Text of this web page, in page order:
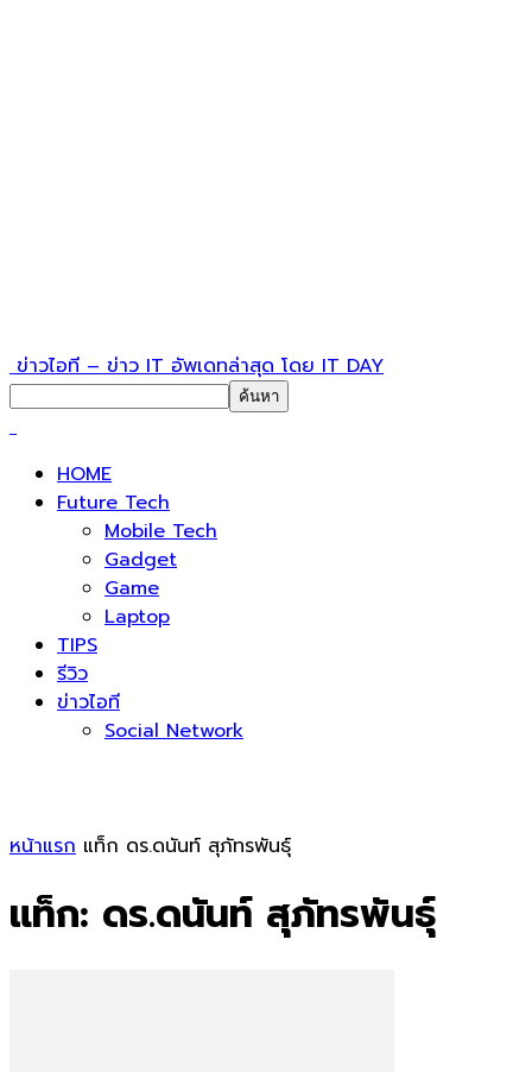
ข่าวไอที – ข่าว IT อัพเดทล่าสุด โดย IT DAY
HOME
Future Tech
Mobile Tech
Gadget
Game
Laptop
TIPS
รีวิว
ข่าวไอที
Social Network
หน้าแรก แท็ก ดร.ดนันท์ สุภัทรพันธุ์
แท็ก: ดร.ดนันท์ สุภัทรพันธุ์